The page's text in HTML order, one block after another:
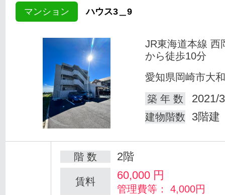
マンション ハウス3＿9
JR東海道本線 西
から徒歩10分
愛知県岡崎市大
築 年 数
2021/
建物階数 3階建
階 数 2階
賃料 60,000 円
管理費等： 4,000円